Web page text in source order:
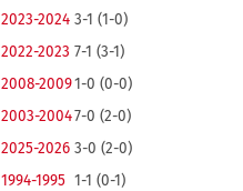
2023-2024 3-1 (1-0)
2022-2023 7-1 (3-1)
2008-20091-0 (0-0)
2003-20047-0 (2-0)
2025-2026 3-0 (2-0)
1994-1995 1-1 (0-1)